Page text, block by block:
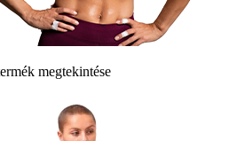
megtekintése